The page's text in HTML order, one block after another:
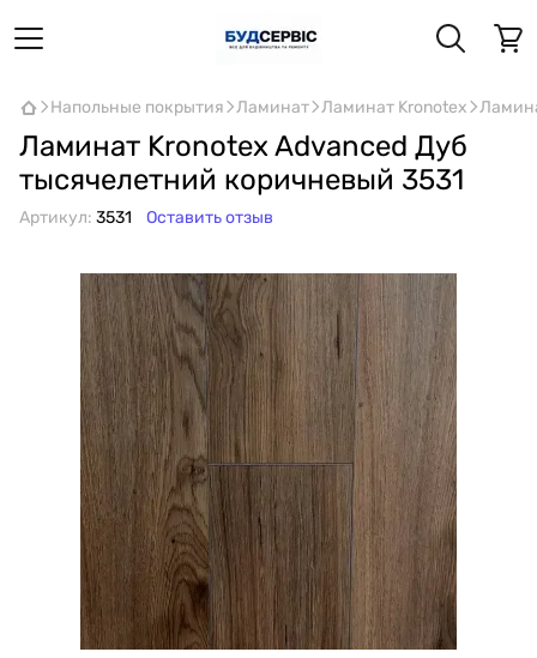
Напольные покрытия Ламинат Ламинат Kronotex
Ламинат Kronotex Advanced Дуб
тысячелетний коричневый 3531
Артикул: 3531 Оставить отзыв